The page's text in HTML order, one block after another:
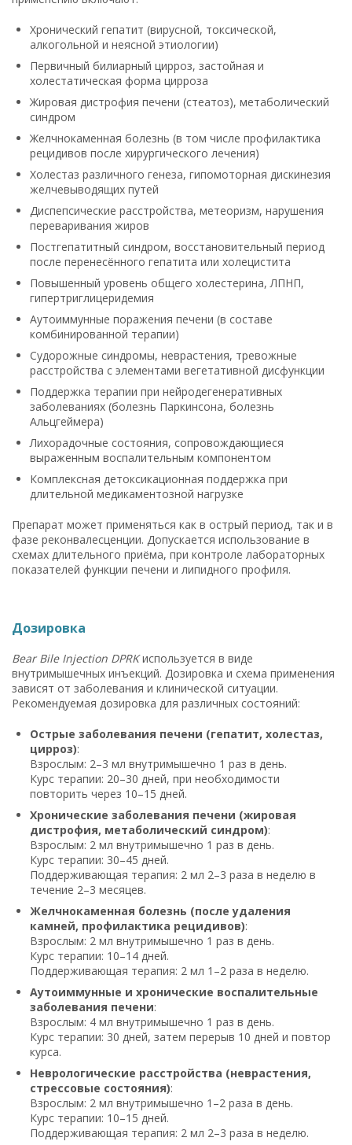
Хронический гепатит (вирусной, токсической,
алкогольной и неясной этиологии)
Первичный билиарный цирроз, застойная и
холестатическая форма цирроза
Жировая дистрофия печени (стеатоз), метаболический
синдром
Желчнокаменная болезнь (в том числе профилактика
рецидивов после хирургического лечения)
Холестаз различного генеза, гипомоторная дискинезия
желчевыводящих путей
Диспепсические расстройства, метеоризм, нарушения
переваривания жиров
Постгепатитный синдром, восстановительный период
после перенесённого гепатита или холецистита
Повышенный уровень общего холестерина, ЛПНП,
гипертриглицеридемия
Аутоиммунные поражения печени (в составе
комбинированной терапии)
Судорожные синдромы, неврастения, тревожные
расстройства с элементами вегетативной дисфункции
Поддержка терапии при нейродегенеративных
заболеваниях (болезнь Паркинсона, болезнь
Альцгеймера)
Лихорадочные состояния, сопровождающиеся
выраженным воспалительным компонентом
Комплексная детоксикационная поддержка при
длительной медикаментозной нагрузке
Препарат может применяться как в острый период, так и в
фазе реконвалесценции. Допускается использование в
схемах длительного приёма, при контроле лабораторных
показателей функции печени и липидного профиля.
Дозировка
Bear Bile Injection DPRKиспользуется в виде
внутримышечных инъекций. Дозировка и схема применения
зависят от заболевания и клинической ситуации.
Рекомендуемая дозировка для различных состояний:
Острые заболевания печени (гепатит, холестаз,
цирроз):
Взрослым: 2–3 мл внутримышечно 1 раз в день.
Курс терапии: 20–30 дней, при необходимости
повторить через 10–15 дней.
Хронические заболевания печени (жировая
дистрофия, метаболический синдром):
Взрослым: 2 мл внутримышечно 1 раз в день.
Курс терапии: 30–45 дней.
Поддерживающая терапия: 2 мл 2–3 раза в неделю в
течение 2–3 месяцев.
Желчнокаменная болезнь (после удаления
камней, профилактика рецидивов):
Взрослым: 2 мл внутримышечно 1 раз в день.
Курс терапии: 10–14 дней.
Поддерживающая терапия: 2 мл 1–2 раза в неделю.
Аутоиммунные и хронические воспалительные
заболевания печени:
Взрослым: 4 мл внутримышечно 1 раз в день.
Курс терапии: 30 дней, затем перерыв 10 дней и повтор
курса.
Неврологические расстройства (неврастения,
стрессовые состояния):
Взрослым: 2 мл внутримышечно 1–2 раза в день.
Курс терапии: 10–15 дней.
Поддерживающая терапия: 2 мл 2–3 раза в неделю.